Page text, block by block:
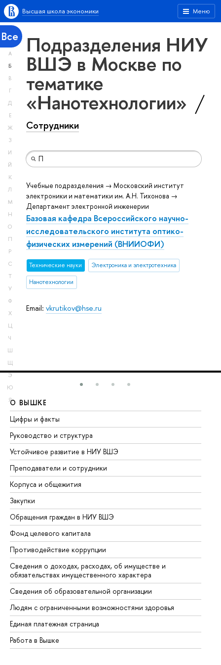
Меню
Высшая школа экономики
Все
А
Б
В
Г
Д
Е
Ж
З
И
Й
К
Л
М
Н
О
П
Р
С
Т
У
Ф
Х
Ц
Ч
Ш
Щ
Э
Ю
Я
Подразделения НИУ
ВШЭ в Москве по
тематике
«Нанотехнологии»
Сотрудники
Email: vkrutikov@hse.ru
Учебные подразделения → Московский институт
электроники и математики им. А.Н. Тихонова →
Департамент электронной инженерии
Базовая кафедра Всероссийского научно-
исследовательского института оптико-
физических измерений (ВНИИОФИ)
Тех­ничес­кие науки Электроника и электротехника
Нанотехнологии
О ВЫШКЕ
Цифры и факты
Руководство и структура
Устойчивое развитие в НИУ ВШЭ
Преподаватели и сотрудники
Корпуса и общежития
Закупки
Обращения граждан в НИУ ВШЭ
Фонд целевого капитала
Противодействие коррупции
Сведения о доходах, расходах, об имуществе и
обязательствах имущественного характера
Сведения об образовательной организации
Людям с ограниченными возможностями здоровья
Единая платежная страница
Работа в Вышке